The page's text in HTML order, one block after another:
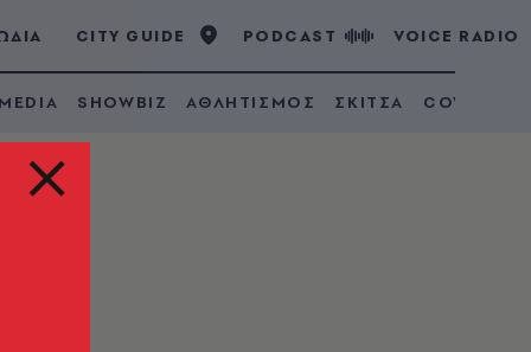
CITY GUIDE PODCAST VOICE RADIO
SHOWBIZ ΑΘΛΗΤΙΣΜΟΣ ΣΚΙΤΣΑ COVID 19